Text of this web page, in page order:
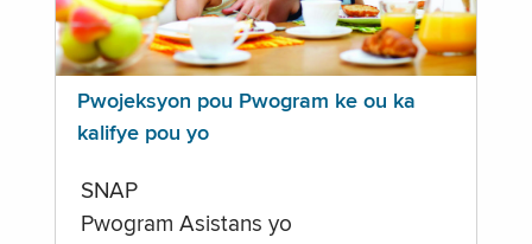
Pwojeksyon pou Pwogram ke ou ka
kalifye pou yo
SNAP
Pwogram Asistans yo